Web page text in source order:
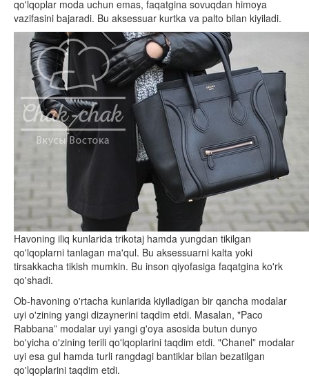
qo'lqoplar moda uchun emas, faqatgina sovuqdan himoya
vazifasini bajaradi. Bu aksessuar kurtka va palto bilan kiyiladi.
Havoning iliq kunlarida trikotaj hamda yungdan tikilgan
qo'lqoplarni tanlagan ma'qul. Bu aksessuarni kalta yoki
tirsakkacha tikish mumkin. Bu inson qiyofasiga faqatgina ko'rk
qo'shadi.
Ob-havoning o'rtacha kunlarida kiyiladigan bir qancha modalar
uyi o'zining yangi dizaynerini taqdim etdi. Masalan, "Paco
Rabbana” modalar uyi yangi g'oya asosida butun dunyo
bo'yicha o'zining terili qo'lqoplarini taqdim etdi. "Chanel” modalar
uyi esa gul hamda turli rangdagi bantiklar bilan bezatilgan
qo'lqoplarini taqdim etdi.